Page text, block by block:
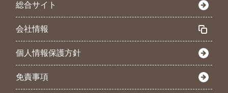
総合サイト
会社情報
個人情報保護方針
免責事項